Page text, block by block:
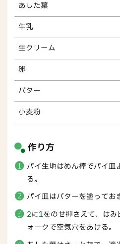
あした葉
牛乳
生クリーム
卵
バター
小麦粉
作り方
パイ生地はめん棒でパイ皿
る。
パイ皿はバターを塗ってお
2に1をのせ押さえて、は
ォークで空気穴をあける。